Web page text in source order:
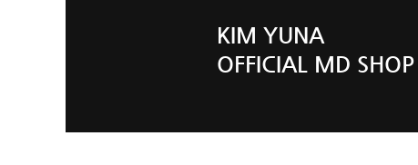
KIM YUNA
OFFICIAL MD SHOP